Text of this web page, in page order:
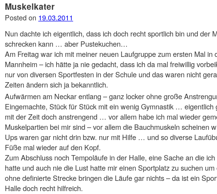
Muskelkater
Posted on 19.03.2011
Nun dachte ich eigentlich, dass ich doch recht sportlich bin und der
schrecken kann … aber Pustekuchen…
Am Freitag war ich mit meiner neuen Laufgruppe zum ersten Mal in
Mannheim – ich hätte ja nie gedacht, dass ich da mal freiwillig
nur von diversen Sportfesten in der Schule und das waren nicht
Zeiten ändern sich ja bekanntlich.
Aufwärmen am Neckar entlang – ganz locker ohne große
Eingemachte, Stück für Stück mit ein wenig Gymnastik …
mit der Zeit doch anstrengend … vor allem habe ich mal wieder
Muskelpartien bei mir sind – vor allem die Bauchmuskeln scheinen
Ups waren gar nicht drin bzw. nur mit Hilfe … und so diverse
Füße mal wieder auf den Kopf.
Zum Abschluss noch Tempoläufe in der Halle, eine Sache an die
hatte und auch nie die Lust hatte mir einen Sportplatz zu suchen
ohne definierte Strecke bringen die Läufe gar nichts – da ist ein
Halle doch recht hilfreich.